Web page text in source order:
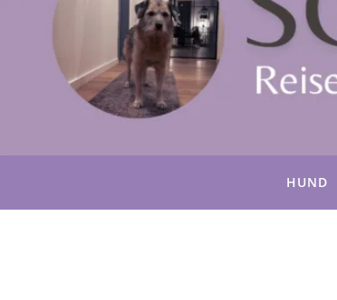
HUND